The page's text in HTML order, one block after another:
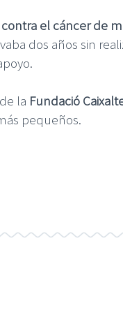
el cáncer de
dos años sin
la Fundació
pequeños.